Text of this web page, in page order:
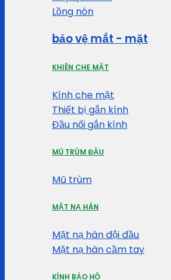
Lồng nón
bảo vệ mắt - mặt
KHIÊN CHE MẶT
Kính che mặt
Thiết bị gắn kính
Đầu nối gắn kính
MŨ TRÙM ĐẦU
Mũ trùm
MẶT NẠ HÀN
Mặt nạ hàn đội đầu
Mặt nạ hàn cầm tay
KÍNH BẢO HỘ